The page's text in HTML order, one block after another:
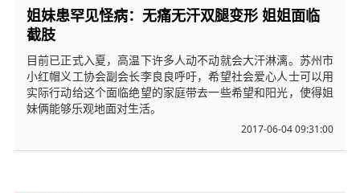
姐妹患罕见怪病：无痛无汗双腿变形 姐姐面临
截肢
目前已正式入夏，高温下许多人动不动就会大汗淋漓。苏州市
小红帽义工协会副会长李良良呼吁，希望社会爱心人士可以用
实际行动给这个面临绝望的家庭带去一些希望和阳光，使得姐
妹俩能够乐观地面对生活。
2017-06-04 09:31:00